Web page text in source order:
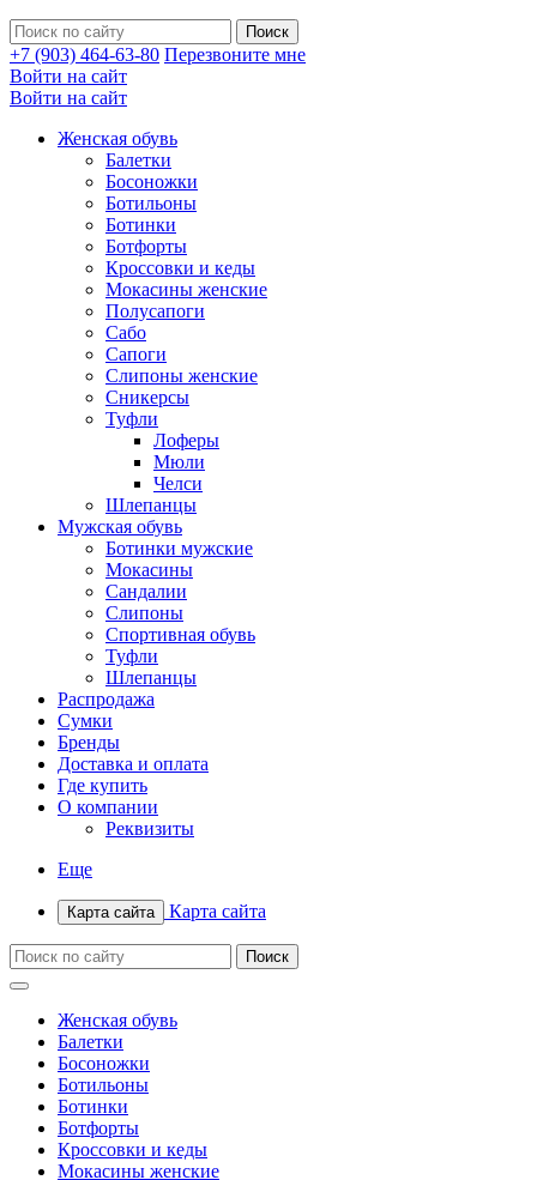
+7 (903) 464-63-80 Перезвоните мне
Войти на сайт
Войти на сайт
Женская обувь
Балетки
Босоножки
Ботильоны
Ботинки
Ботфорты
Кроссовки и кеды
Мокасины женские
Полусапоги
Сабо
Сапоги
Слипоны женские
Сникерсы
Туфли
Лоферы
Мюли
Челси
Шлепанцы
Мужская обувь
Ботинки мужские
Мокасины
Сандалии
Слипоны
Спортивная обувь
Туфли
Шлепанцы
Распродажа
Сумки
Бренды
Доставка и оплата
Где купить
О компании
Реквизиты
Еще
Карта сайта Карта сайта
Женская обувь
Балетки
Босоножки
Ботильоны
Ботинки
Ботфорты
Кроссовки и кеды
Мокасины женские